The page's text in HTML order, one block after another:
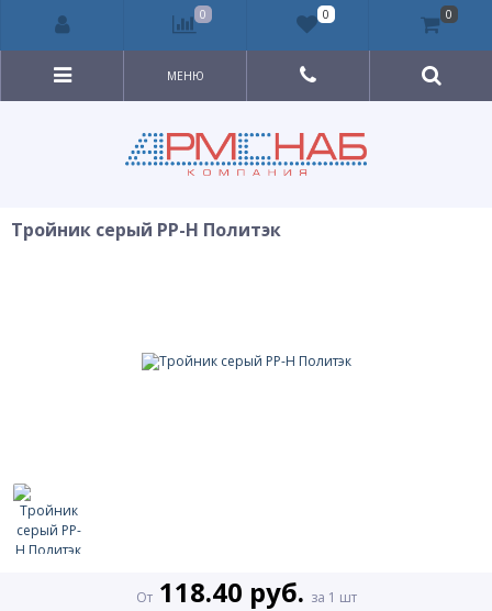
МЕНЮ
Тройник серый PP-H Политэк
От118.40 руб. за 1 шт
0 0 0